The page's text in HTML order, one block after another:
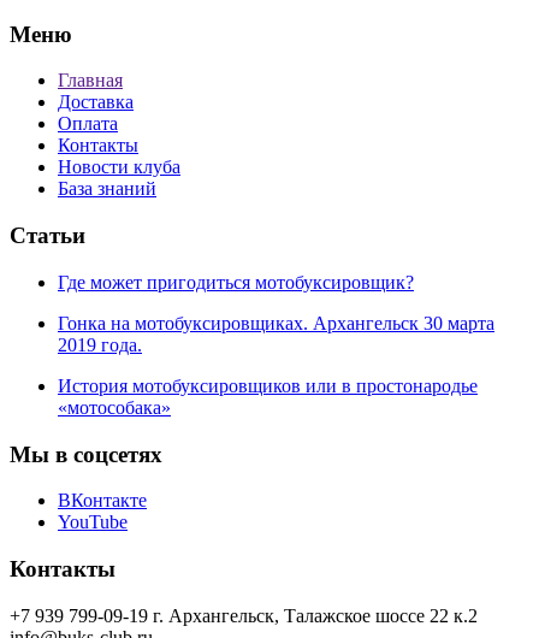
Меню
Главная
Доставка
Оплата
Контакты
Новости клуба
База знаний
Статьи
Где может пригодиться мотобуксировщик?
Гонка на мотобуксировщиках. Архангельск 30 марта
2019 года.
История мотобуксировщиков или в простонародье
«мотособака»
Мы в соцсетях
ВКонтакте
YouTube
Контакты
+7 939 799-09-19 г. Архангельск, Талажское шоссе 22 к.2